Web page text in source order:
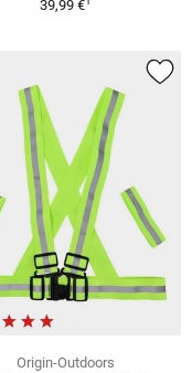
39,99 €
Origin-Outdoors